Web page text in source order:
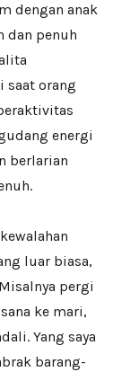
dengan anak
dan penuh
saat orang
energi
berlarian
luar biasa,
pergi
ke mari,
Yang saya
barang-